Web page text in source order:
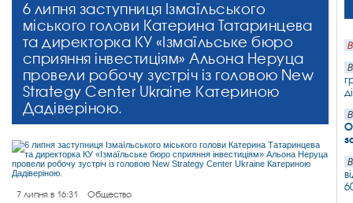
6 липня заступниця Ізмаїльського
міського голови Катерина Татаринцева
та директорка КУ «Ізмаїльське бюро
сприяння інвестиціям» Альона Неруца
провели робочу зустріч із головою New
Strategy Center Ukraine Катериною
Дадіверіною.
7 липня в 16:31 Общество